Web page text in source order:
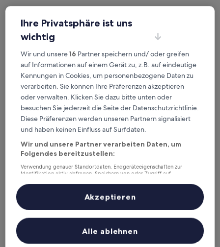
6. Aug. - 7. Aug.
Dieses Wochenende
Nächstes Wochenende
Mödling – wo
übernachten?
Top-Hotels in Vösendorf
Eventhotel Pyramide
out
of
8,2 Sehr gut! (583 Bewertungen)
Eventhotel Pyramide
3
Ihre Privatsphäre ist uns
wichtig
Wir und unsere16 Partner speichern und/ oder greifen
auf Informationen auf einem Gerät zu, z.B. auf eindeutige
Kennungen in Cookies, um personenbezogene Daten zu
verarbeiten. Sie können Ihre Präferenzen akzeptieren
oder verwalten. Klicken Sie dazu bitte unten oder
besuchen Sie jederzeit die Seite der Datenschutzrichtlinie.
Diese Präferenzen werden unseren Partnern signalisiert
und haben keinen Einfluss auf Surfdaten.
Wir und unsere Partner verarbeiten Daten, um
Folgendes bereitzustellen:
Verwendung genauer Standortdaten. Endgeräteeigenschaften zur
Identifikation aktiv abfragen. Speichern von oder Zugriff auf
Inhalte, Messung von Werbeleistung und der Performance von Inhalten,
Zielgruppenforschung sowie Entwicklung und Verbesserung von
Liste der Partner (Lieferanten)
Alle ablehnen
Akzeptieren